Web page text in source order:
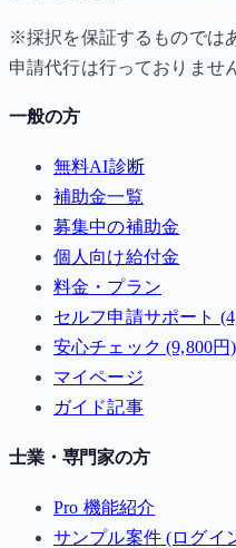
※採択を保証するものでは
申請代行は行っておりませ
一般の方
無料AI診断
補助金一覧
募集中の補助金
個人向け給付金
料金・プラン
セルフ申請サポート
安心チェック (9,800円)
マイページ
ガイド記事
士業・専門家の方
Pro 機能紹介
サンプル案件 (ログイ